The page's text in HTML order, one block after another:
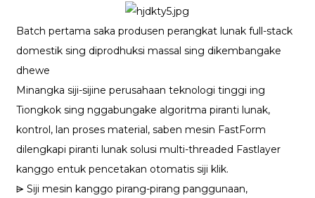
Batch pertama saka produsen perangkat lunak full-stack
domestik sing diprodhuksi massal sing dikembangake
dhewe
Minangka siji-sijine perusahaan teknologi tinggi ing
Tiongkok sing nggabungake algoritma piranti lunak,
kontrol, lan proses material, saben mesin FastForm
dilengkapi piranti lunak solusi multi-threaded Fastlayer
kanggo entuk pencetakan otomatis siji klik.
⩥ Siji mesin kanggo pirang-pirang panggunaan,